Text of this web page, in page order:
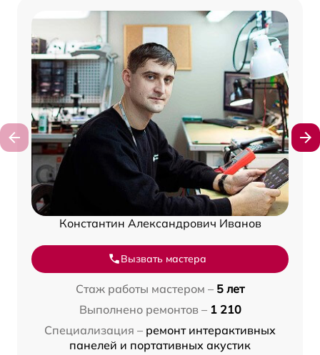
Константин Александрович Иванов
Вызвать мастера
Стаж работы мастером – 5 лет
Выполнено ремонтов – 1 210
Специализация – ремонт интерактивных
панелей и портативных акустик